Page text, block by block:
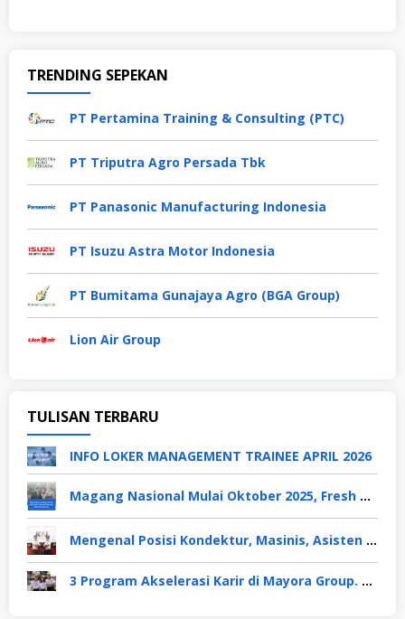
TRENDING SEPEKAN
PT Pertamina Training & Consulting (PTC)
PT Triputra Agro Persada Tbk
PT Panasonic Manufacturing Indonesia
PT Isuzu Astra Motor Indonesia
PT Bumitama Gunajaya Agro (BGA Group)
Lion Air Group
TULISAN TERBARU
INFO LOKER MANAGEMENT TRAINEE APRIL 2026
Magang Nasional Mulai Oktober 2025, Fresh Graduate Dapat Gaji UMP Selama 6 Bulan
Mengenal Posisi Kondektur, Masinis, Asisten PPKA, Pemeliharaan Sarana dan Prasarana, Polsuska (Polisi Khusus Kereta Api), di PT KAI
3 Program Akselerasi Karir di Mayora Group. Apa Saja? Berikut Penjelasannya